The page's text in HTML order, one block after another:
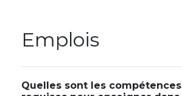
Emplois
Quelles sont les compétences